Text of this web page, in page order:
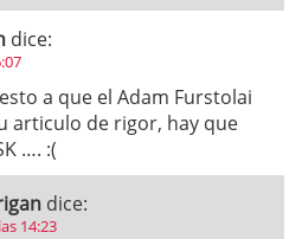
dice:
a que el Adam Furstolai
articulo de rigor, hay que
…. :(
dice:
14:23